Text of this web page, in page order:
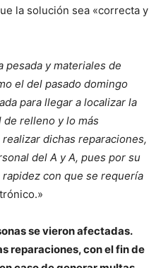
la solución sea «correcta y
pesada y materiales de
el del pasado domingo
para llegar a localizar la
de relleno y lo más
dichas reparaciones,
del A y A, pues por su
con que se requería
se vieron afectadas.
reparaciones, con el fin de